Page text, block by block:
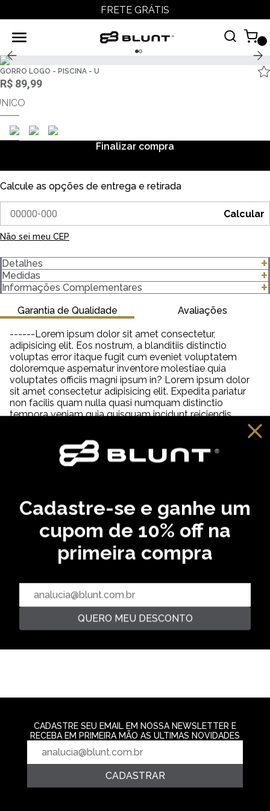
FRETE GRÁTIS
GORRO LOGO - PISCINA - U
R$ 89,99
Finalizar compra
Calcule as opções de entrega e retirada
Calcular
Não sei meu CEP
Detalhes
O Gorro Logo é confortável, alem da altíssima qualidade
confeccionado com tecido 100% acrílico e cheio de estilo.
Medidas
clique para abrir as medidas
Informações Complementares
Garantia de Qualidade
------Lorem ipsum dolor sit amet consectetur,
adipisicing elit. Eos nostrum, a blanditiis distinctio
voluptas error itaque fugit cum eveniet voluptatem
doloremque aspernatur inventore molestiae quia
voluptates officiis magni ipsum in? Lorem ipsum dolor
sit amet consectetur adipisicing elit. Expedita pariatur
non facilis quam nulla quasi numquam distinctio
tempora veniam quia quisquam incidunt reiciendis,
saepe neque unde labore illum dolor provident. Lorem
ipsum dolor sit amet consectetur adipisicing elit. Aut
distinctio adipisci hic molestiae, amet quibusdam
cupiditate inventore fugit eveniet aliquam similique
Avaliações
VOCÊ PODE GOSTAR
GORRO REIMS - MARROM
23,08 % OFF
GORRO LOGO - VERDE LIMÃO
R$ 89,99
Cadastre-se e ganhe um
cupom de 10% off na
primeira compra
QUERO MEU DESCONTO
CADASTRE SEU EMAIL EM NOSSA NEWSLETTER E
RECEBA EM PRIMEIRA MÃO AS ULTIMAS NOVIDADES
CADASTRAR